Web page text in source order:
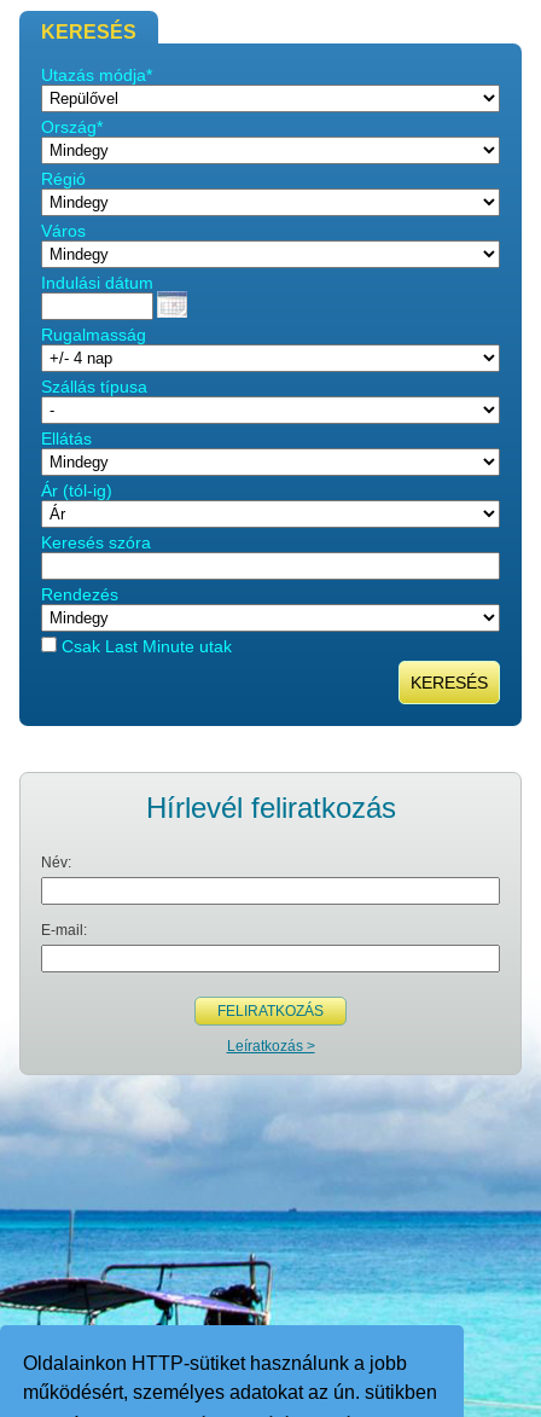
Oldalainkon HTTP-sütiket használunk a jobb
működésért, személyes adatokat az ún. sütikben
KERESÉS
Utazás módja*
Ország*
Régió
Város
Indulási dátum
Rugalmasság
Szállás típusa
Ellátás
Ár (tól-ig)
Keresés szóra
Rendezés
Csak Last Minute utak
KERESÉS
Hírlevél feliratkozás
Név:
E-mail:
FELIRATKOZÁS
Leíratkozás >